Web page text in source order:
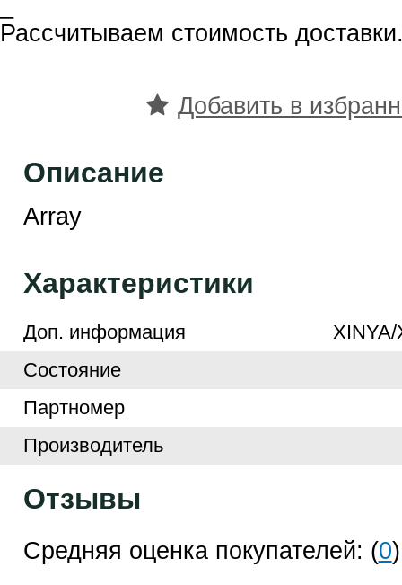
Рассчитываем стоимость
Добавить в
Описание
Array
Характеристики
Доп. информация
Cостояние
Партномер
Производитель
Отзывы
Средняя оценка покупателей: (0)